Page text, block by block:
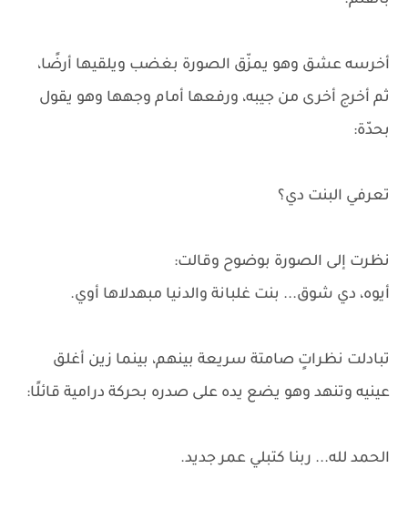
أخرسه عشق وهو يمزّق الصورة بغضب ويلقيها أرضًا،
ثم أخرج أخرى من جيبه، ورفعها أمام وجهها وهو يقول
بحدّة:
تعرفي البنت دي؟
نظرت إلى الصورة بوضوح وقالت:
أيوه، دي شوق... بنت غلبانة والدنيا مبهدلاها أوي.
تبادلت نظراتٍ صامتة سريعة بينهم، بينما زين أغلق
عينيه وتنهد وهو يضع يده على صدره بحركة درامية قائلًا:
الحمد لله... ربنا كتبلي عمر جديد.